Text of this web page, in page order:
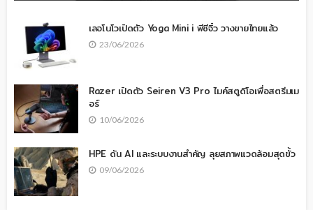
เลอโนโวเปิดตัว Yoga Mini i พีซีจิ๋ว วางขายไทยแล้ว
23/06/2026
Razer เปิดตัว Seiren V3 Pro ไมค์สตูดิโอเพื่อสตรีมเม
อร์
10/06/2026
HPE ดัน AI และระบบงานสำคัญ ลุยสภาพแวดล้อมสุดขั้ว
09/06/2026